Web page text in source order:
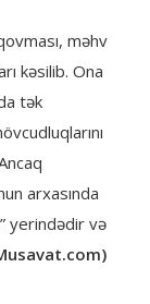
məhv
kəsilib. Ona
tək
arxasında
yerindədir və